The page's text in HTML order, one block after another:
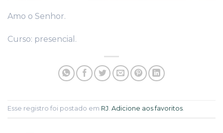
Amo o Senhor.
Curso: presencial.
Esse registro foi postado em RJ. Adicione aos favoritos.